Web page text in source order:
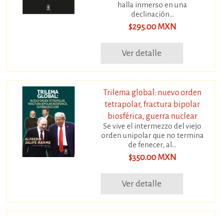
halla inmerso en una
declinación...
$295.00 MXN
Ver detalle
Trilema global: nuevo orden
tetrapolar, fractura bipolar
biosférica, guerra nuclear
Se vive el intermezzo del viejo
orden unipolar que no termina
de fenecer, al...
$350.00 MXN
Ver detalle